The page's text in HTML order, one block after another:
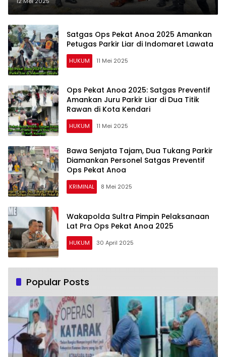
Satgas Ops Pekat Anoa 2025 Amankan
Petugas Parkir Liar di Indomaret Lawata
HUKUM 11 Mei 2025
Ops Pekat Anoa 2025: Satgas Preventif
Amankan Juru Parkir Liar di Dua Titik
Rawan di Kota Kendari
HUKUM 11 Mei 2025
Bawa Senjata Tajam, Dua Tukang Parkir
Diamankan Personel Satgas Preventif
Ops Pekat Anoa
KRIMINAL 8 Mei 2025
Wakapolda Sultra Pimpin Pelaksanaan
Lat Pra Ops Pekat Anoa 2025
HUKUM 30 April 2025
Popular Posts